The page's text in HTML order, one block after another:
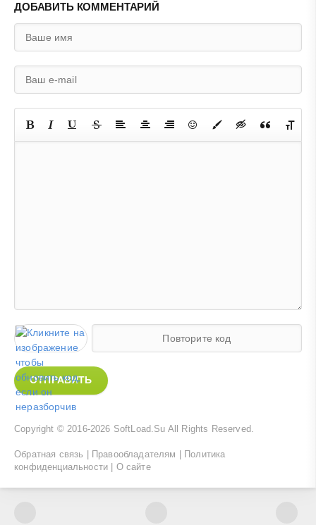
ДОБАВИТЬ КОММЕНТАРИЙ
ОТПРАВИТЬ
Copyright © 2016-2026 SoftLoad.Su All Rights Reserved.
Обратная связь Правообладателям
Политика
конфиденциальности
О сайте